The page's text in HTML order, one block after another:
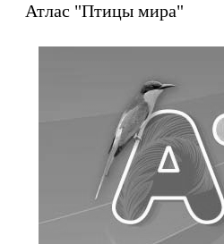
Атлас "Птицы мира"